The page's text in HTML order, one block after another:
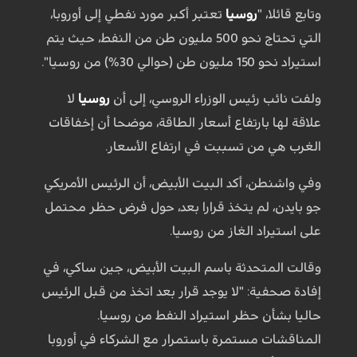
وتابع قائلا، "روسيا تعتبر أكبر مورد نفطي إلى أوروبا،
التي تحتاج نحو 500 مليون طن من النفط، حيث يتم
استيراد نحو 150 مليون طن (حوالي 30%) من روسيا".
ولفت نائب رئيس الوزراء الروسي، إلى أن روسيا لا
علاقة لها بارتفاع أسعار الطاقة، موضحا أن إخفاقات
الغرب هي من تسببت في ارتفاع الأسعار.
وفي واشنطن، أكد البيت الأبيض، أن الرئيس الأمريكي
جو بايدن، لم يتخذ قرارا بعد، حول فرض حظر محتمل
على استيراد الغاز من روسيا.
وقالت المتحدثة باسم البيت الأبيض، جين ساكي، في
إفادة صحفية: "لا يوجد قرار بعد اتخذ من قبل الرئيس
حاليا بشأن حظر استيراد النفط من روسيا.
المناقشات مستمرة باستمرار مع الشركاء في أوروبا